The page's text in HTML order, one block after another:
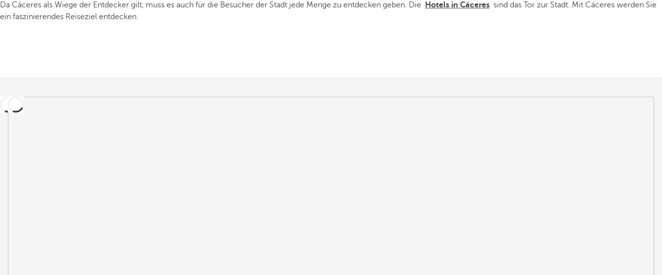
Da Cáceres als Wiege der Entdecker gilt, muss es auch für die Besucher der Stadt jede Menge zu entdecken geben. Die Hotels in Cáceres sind das Tor zur Stadt. Mit Cáceres werden Sie
ein faszinierendes Reiseziel entdecken.